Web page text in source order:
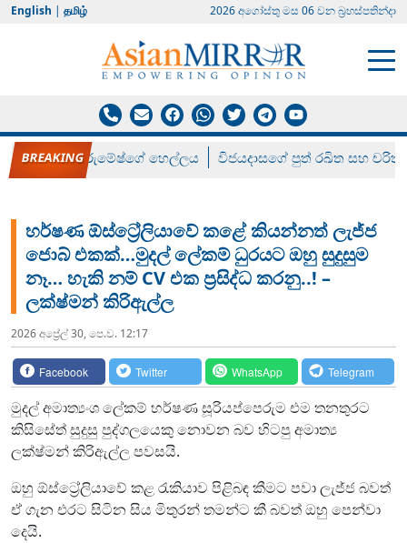
English | தமிழ் 2026 අගෝස්‍තු මස 06 වන බ්‍රහස්පතින්දා
රන් ගෙනා රුමේෂ්ගේ හෙල්ලය විජයදාසගේ පුත් රඛිත සහ චරිත්
හර්ෂණ ඕස්ට්‍රේලියාවේ කළේ කියන්නත් ලැජ්ජ
ජොබ් එකක්…මුදල් ලේකම් ධුරයට ඔහු සුදුසුම
නෑ… හැකි නම් CV එක ප්‍රසිද්ධ කරනු..! –
ලක්ෂ්මන් කිරිඇල්ල
2026 අප්‍රේල් 30, පෙ.ව. 12:17
Facebook Twitter WhatsApp Telegram
මුදල් අමාත්‍යංශ ලේකම් හර්ෂණ සූරියප්පෙරුම එම තනතුරට
කිසිසේත් සුදුසු පුද්ගලයෙකු නොවන බව හිටපු අමාත්‍ය
ලක්ෂ්මන් කිරිඇල්ල පවසයි.
ඔහු ඕස්ට්‍රේලියාවේ කළ රැකියාව පිළිබඳ කීමට පවා ලැජ්ජ බවත්
ඒ ගැන එරට සිටින සිය මිතුරන් තමන්ට කී බවත් ඔහු පෙන්වා
දෙයි.